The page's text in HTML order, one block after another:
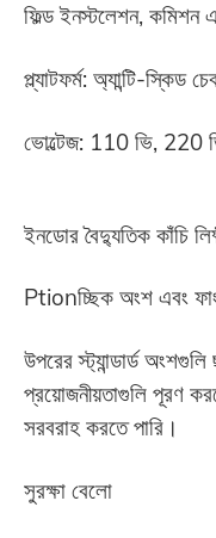
ফিল্ড ইনস্টলেশন, কমিশন
প্ল্যাটফর্ম: অ্যান্টি-স্কিড
ভোল্টেজ: 110 ভি, 220
ইনডোর বৈদ্যুতিক কাঁচি
Ptionচ্ছিক অংশ এবং
উপরের স্ট্যান্ডার্ড
প্রয়োজনীয়তাগুলি পূরণ
সরবরাহ করতে পারি।
সুরক্ষা বেলো